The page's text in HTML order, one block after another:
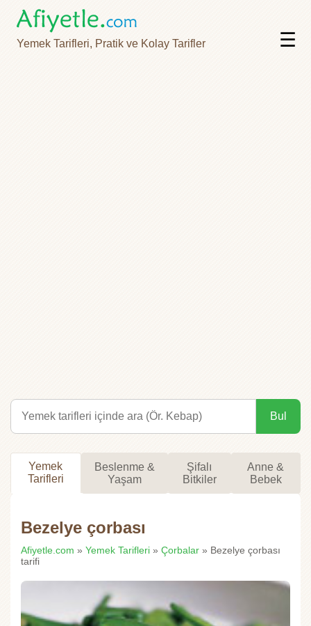
Yemek Tarifleri, Pratik ve Kolay Tarifler ☰
Bul
Yemek
Tarifleri
Beslenme &
Yaşam
Şifalı
Bitkiler
Anne &
Bebek
Bezelye çorbası
Afiyetle.com » Yemek Tarifleri » Çorbalar » Bezelye çorbası
tarifi